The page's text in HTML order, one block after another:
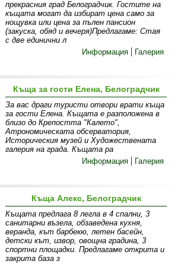
прекрасния град Белоградчик. Гостите на
къщата могат да избират цена само за
нощувка или цена за пълен пансион
(закуска, обяд и вечеря)Предлагаме: Стая
с две единични л
Информация
Галерия
Къща за гости Елена, Белоградчик
За вас драги туристи отвори врати къща
за гости Елена. Къщата е разположена в
близо до Крепостта "Калето",
Атрономическата обсерватория,
Историческия музей и Художествената
галерия на града. Къщата ра
Информация
Галерия
Къща Алекс, Белоградчик
Къщата предлага 8 легла в 4 спални, 3
санитарни възела, обзаведена кухня,
веранда, кът барбекю, летен басейн,
детски кът, извор, овощна градина, 3
спортни площадки. Предлагаме открита и
закрита база з